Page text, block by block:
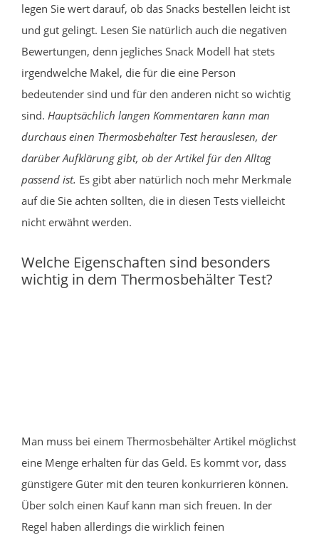
legen Sie wert darauf, ob das Snacks bestellen leicht ist
und gut gelingt. Lesen Sie natürlich auch die negativen
Bewertungen, denn jegliches Snack Modell hat stets
irgendwelche Makel, die für die eine Person
bedeutender sind und für den anderen nicht so wichtig
sind. Hauptsächlich langen Kommentaren kann man
durchaus einen Thermosbehälter Test herauslesen, der
darüber Aufklärung gibt, ob der Artikel für den Alltag
passend ist. Es gibt aber natürlich noch mehr Merkmale
auf die Sie achten sollten, die in diesen Tests vielleicht
nicht erwähnt werden.
Welche Eigenschaften sind besonders
wichtig in dem Thermosbehälter Test?
Man muss bei einem Thermosbehälter Artikel möglichst
eine Menge erhalten für das Geld. Es kommt vor, dass
günstigere Güter mit den teuren konkurrieren können.
Über solch einen Kauf kann man sich freuen. In der
Regel haben allerdings die wirklich feinen